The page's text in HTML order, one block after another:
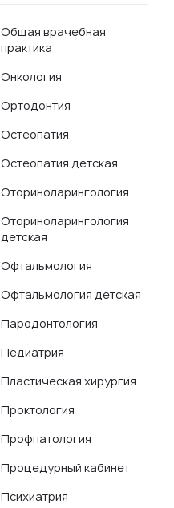
Общая врачебная
практика
Онкология
Ортодонтия
Остеопатия
Остеопатия детская
Оториноларингология
Оториноларингология
детская
Офтальмология
Офтальмология детская
Пародонтология
Педиатрия
Пластическая хирургия
Проктология
Профпатология
Процедурный кабинет
Психиатрия